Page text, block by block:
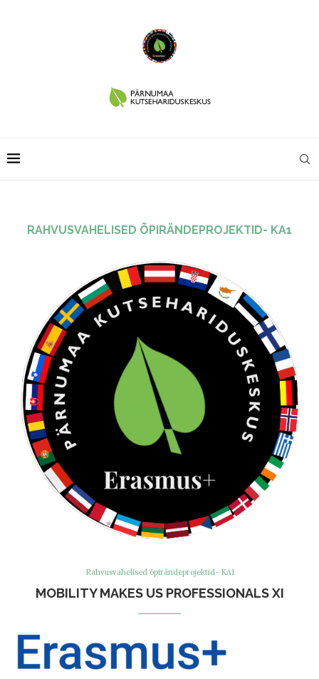
RAHVUSVAHELISED ÕPIRÄNDEPROJEKTID- KA1
Rahvusvahelised õpirändeprojektid- KA1
MOBILITY MAKES US PROFESSIONALS XI